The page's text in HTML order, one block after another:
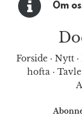
Om
Forside · Nytt ·
hofta· Tavle